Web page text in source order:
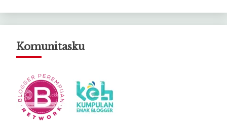
Komunitasku